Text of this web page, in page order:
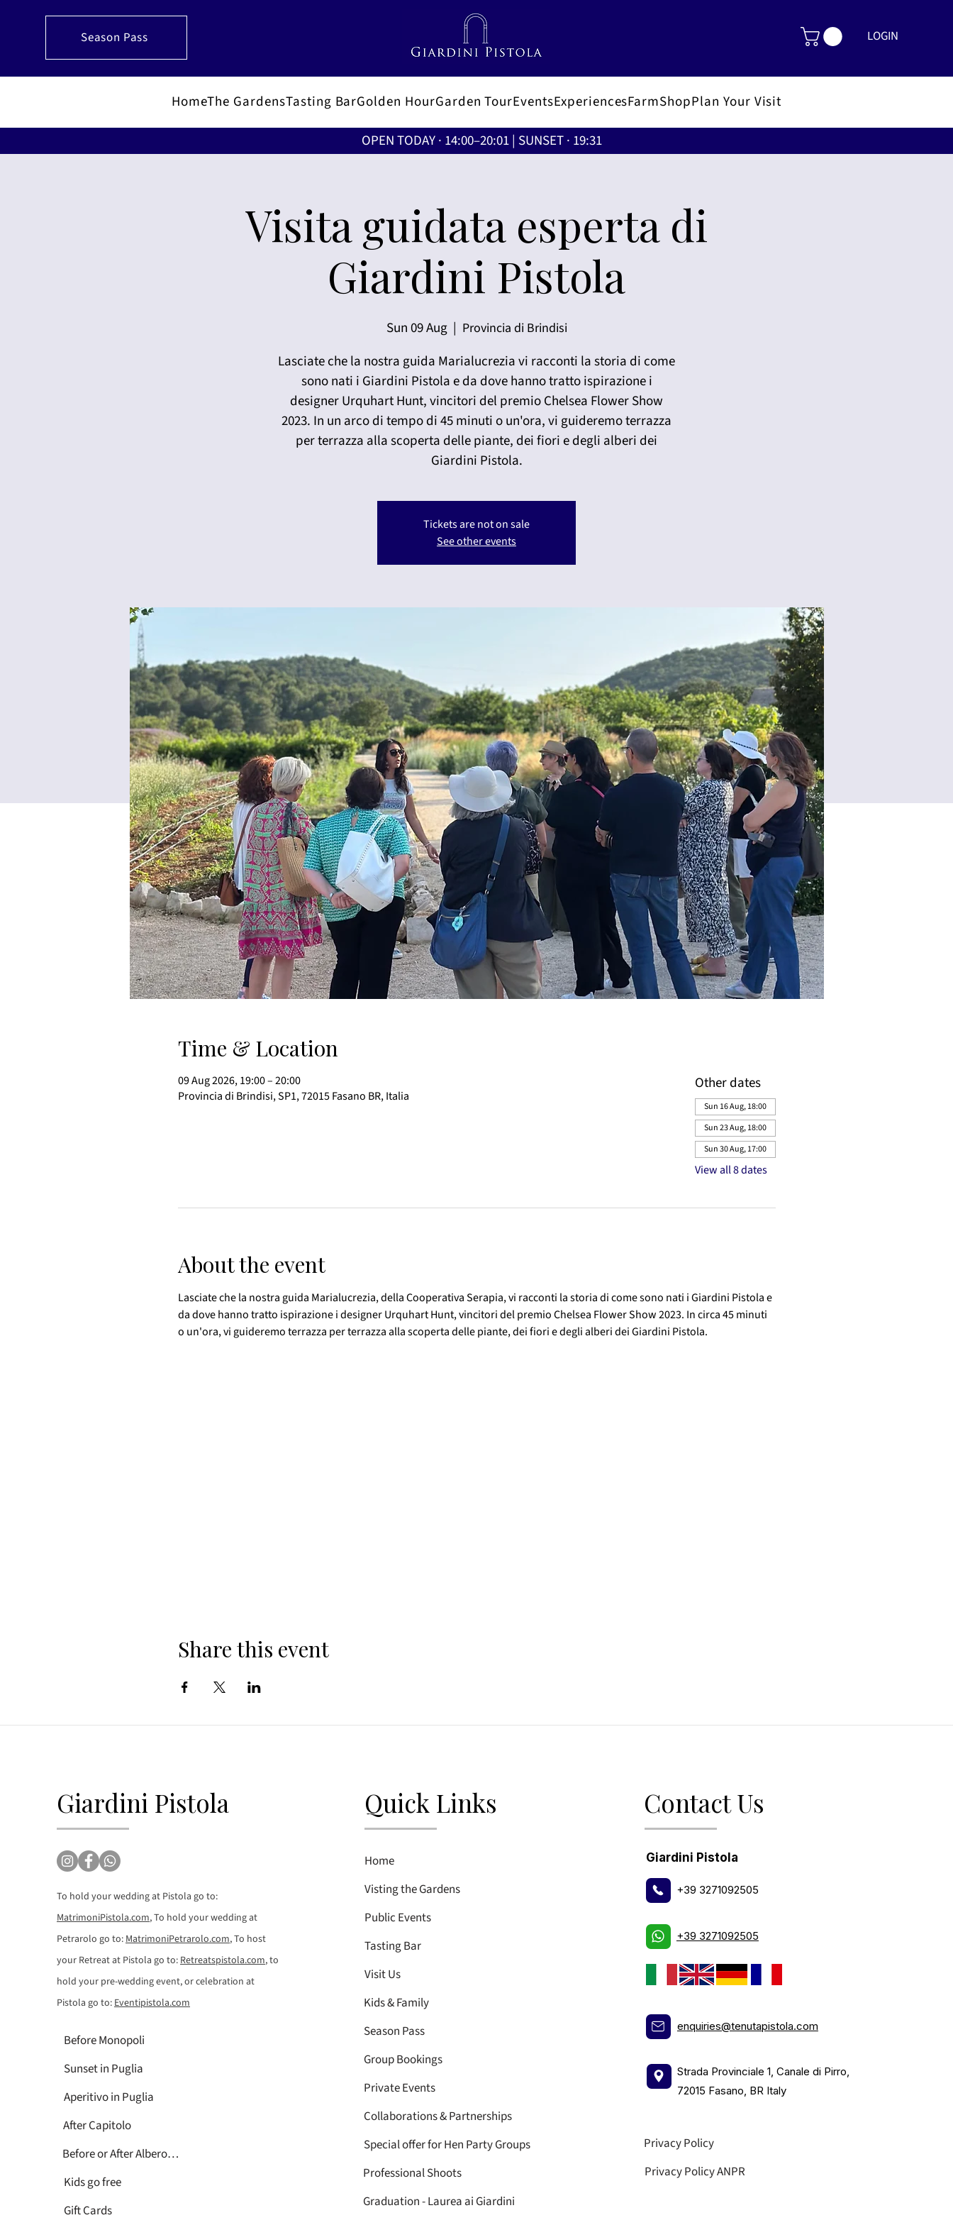
Season Pass LOGIN
HomeThe GardensTasting BarGolden HourGarden TourEventsExperiencesFarmShopPlan Your Visit
OPEN TODAY · 14:00–20:01 | SUNSET · 19:31
Visita guidata esperta di
Giardini Pistola
Sun 09 Aug
  |
Provincia di Brindisi
Lasciate che la nostra guida Marialucrezia vi racconti la storia di come
sono nati i Giardini Pistola e da dove hanno tratto ispirazione i
designer Urquhart Hunt, vincitori del premio Chelsea Flower Show
2023. In un arco di tempo di 45 minuti o un'ora, vi guideremo terrazza
per terrazza alla scoperta delle piante, dei fiori e degli alberi dei
Giardini Pistola.
Tickets are not on sale
See other events
Time & Location
09 Aug 2026, 19:00 – 20:00
Provincia di Brindisi, SP1, 72015 Fasano BR, Italia
Other dates
Sun 16 Aug, 18:00
Sun 23 Aug, 18:00
Sun 30 Aug, 17:00
View all 8 dates
About the event
Lasciate che la nostra guida Marialucrezia, della Cooperativa Serapia, vi racconti la storia di come sono nati i Giardini Pistola e
da dove hanno tratto ispirazione i designer Urquhart Hunt, vincitori del premio Chelsea Flower Show 2023. In circa 45 minuti
o un'ora, vi guideremo terrazza per terrazza alla scoperta delle piante, dei fiori e degli alberi dei Giardini Pistola.
Share this event
Giardini Pistola
To hold your wedding at Pistola go to:
MatrimoniPistola.com, To hold your wedding at
Petrarolo go to: MatrimoniPetrarolo.com, To host
your Retreat at Pistola go to: Retreatspistola.com, to
hold your pre-wedding event, or celebration at
Pistola go to: Eventipistola.com
Before Monopoli
Sunset in Puglia
Aperitivo in Puglia
After Capitolo
Before or After Alberobello
Kids go free
Gift Cards
Quick Links
Home
Visting the Gardens
Public Events
Tasting Bar
Visit Us
Kids & Family
Season Pass
Group Bookings
Private Events
Collaborations & Partnerships
Special offer for Hen Party Groups
Professional Shoots
Graduation - Laurea ai Giardini
Contact Us
Giardini Pistola
+39 3271092505
+39 3271092505
enquiries@tenutapistola.com
Strada Provinciale 1, Canale di Pirro,
72015 Fasano, BR Italy
Privacy Policy
Privacy Policy ANPR